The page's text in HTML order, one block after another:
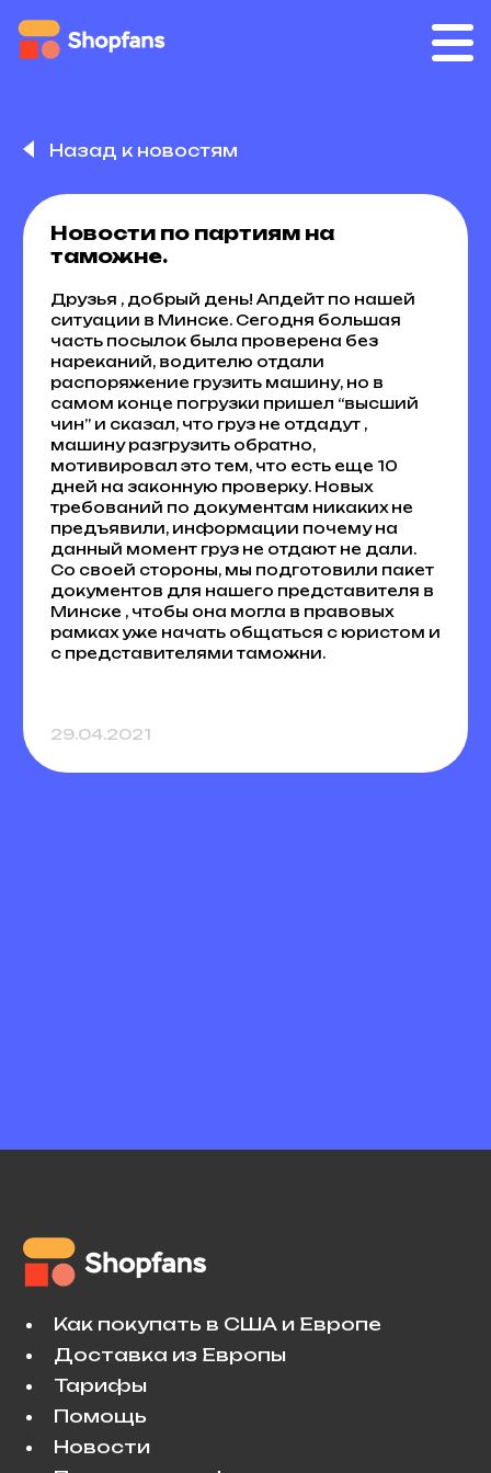
Назад к новостям
Новости по партиям на
таможне.
Друзья , добрый день! Апдейт по нашей
ситуации в Минске. Сегодня большая
часть посылок была проверена без
нареканий, водителю отдали
распоряжение грузить машину, но в
самом конце погрузки пришел “высший
чин” и сказал, что груз не отдадут ,
машину разгрузить обратно,
мотивировал это тем, что есть еще 10
дней на законную проверку. Новых
требований по документам никаких не
предъявили, информации почему на
данный момент груз не отдают не дали.
Со своей стороны, мы подготовили пакет
документов для нашего представителя в
Минске , чтобы она могла в правовых
рамках уже начать общаться с юристом и
с представителями таможни.
29.04.2021
Как покупать в США и Европе
Доставка из Европы
Тарифы
Помощь
Новости